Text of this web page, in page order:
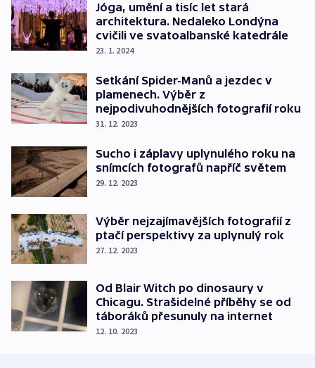
Jóga, umění a tisíc let stará
architektura. Nedaleko Londýna
cvičili ve svatoalbanské katedrále
23. 1. 2024
Setkání Spider-Manů a jezdec v
plamenech. Výběr z
nejpodivuhodnějších fotografií roku
31. 12. 2023
Sucho i záplavy uplynulého roku na
snímcích fotografů napříč světem
29. 12. 2023
Výběr nejzajímavějších fotografií z
ptačí perspektivy za uplynulý rok
27. 12. 2023
Od Blair Witch po dinosaury v
Chicagu. Strašidelné příběhy se od
táboráků přesunuly na internet
12. 10. 2023